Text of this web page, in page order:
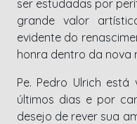
ser estudadas por
grande valor
evidente do
honra dentro da nova
Pe. Pedro Ulrich está
últimos dias e por
desejo de rever sua